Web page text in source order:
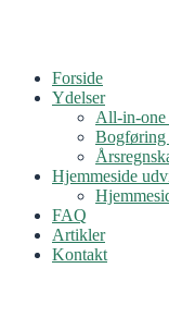
Forside
Ydelser
All-in-one
Bogføring
Hjemmeside
FAQ
Artikler
Kontakt